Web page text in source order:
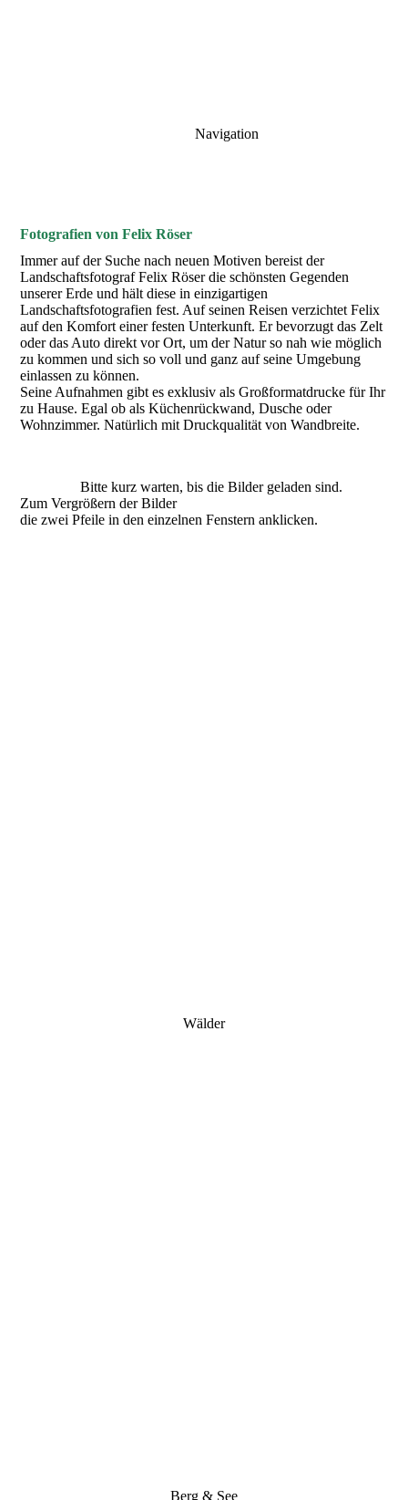
Navigation
Fotografien von Felix Röser
Immer auf der Suche nach neuen Motiven bereist der
Landschaftsfotograf Felix Röser die schönsten Gegenden
unserer Erde und hält diese in einzigartigen
Landschaftsfotografien fest. Auf seinen Reisen verzichtet Felix
auf den Komfort einer festen Unterkunft. Er bevorzugt das Zelt
oder das Auto direkt vor Ort, um der Natur so nah wie möglich
zu kommen und sich so voll und ganz auf seine Umgebung
einlassen zu können.
Seine Aufnahmen gibt es exklusiv als Großformatdrucke für Ihr
zu Hause. Egal ob als Küchenrückwand, Dusche oder
Wohnzimmer. Natürlich mit Druckqualität von Wandbreite.
Bitte kurz warten, bis die Bilder geladen sind.
Zum Vergrößern der Bilder
die zwei Pfeile in den einzelnen Fenstern anklicken.
Wälder
Berg & See